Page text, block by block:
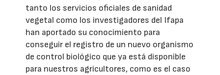
tanto los servicios oficiales de sanidad
vegetal como los investigadores del Ifapa
han aportado su conocimiento para
conseguir el registro de un nuevo organismo
de control biológico que ya está disponible
para nuestros agricultores, como es el caso